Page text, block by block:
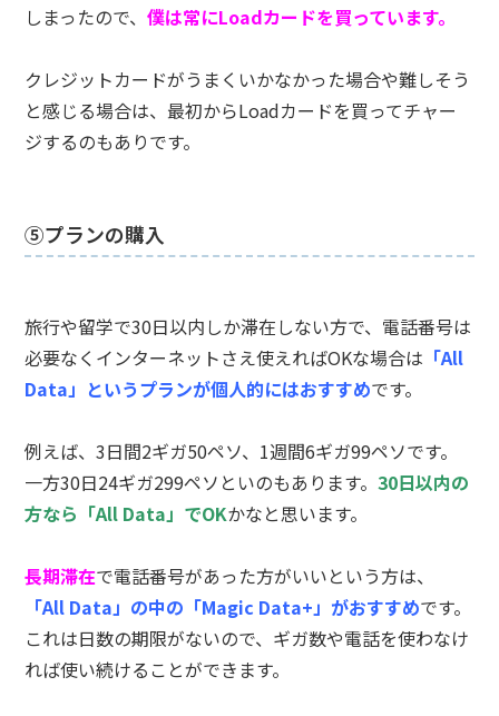
しまったので、僕は常にLoadカードを買っています。
クレジットカードがうまくいかなかった場合や難しそう
と感じる場合は、最初からLoadカードを買ってチャー
ジするのもありです。
⑤プランの購入
旅行や留学で30日以内しか滞在しない方で、電話番号は
必要なくインターネットさえ使えればOKな場合は 「All
Data」というプランが個人的にはおすすめです。
例えば、3日間2ギガ50ペソ、1週間6ギガ99ペソです。
一方30日24ギガ299ペソといのもあります。30日以内の
方なら「All Data」でOKかなと思います。
長期滞在で電話番号があった方がいいという方は、
「All Data」の中の「Magic Data+」がおすすめです。
これは日数の期限がないので、ギガ数や電話を使わなけ
れば使い続けることができます。